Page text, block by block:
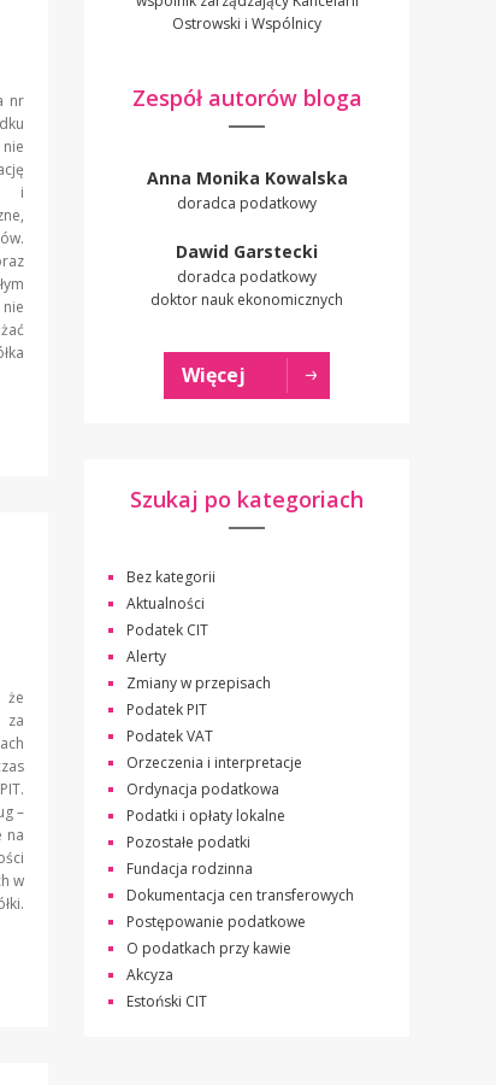
nr
i
że
za
–
na
w
Ostrowski i Wspólnicy
Zespół autorów bloga
Anna Monika Kowalska
doradca podatkowy
Dawid Garstecki
doradca podatkowy
doktor nauk ekonomicznych
Więcej
Szukaj po kategoriach
Bez kategorii
Aktualności
Podatek CIT
Alerty
Zmiany w przepisach
Podatek PIT
Podatek VAT
Orzeczenia i interpretacje
Ordynacja podatkowa
Podatki i opłaty lokalne
Pozostałe podatki
Fundacja rodzinna
Dokumentacja cen transferowych
Postępowanie podatkowe
O podatkach przy kawie
Akcyza
Estoński CIT